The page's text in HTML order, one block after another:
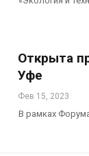
Открыта
Уфе
Фев 15, 2023
В рамках